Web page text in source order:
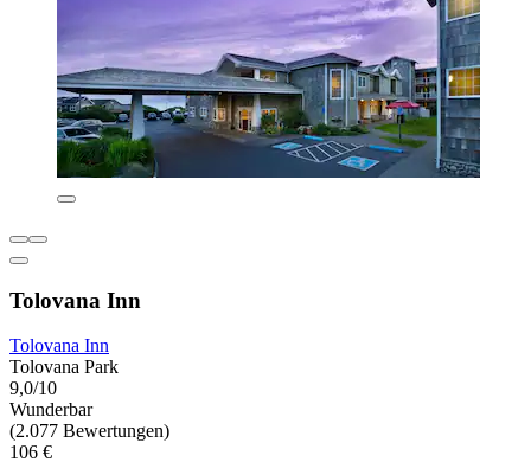
Tolovana Inn
Tolovana Inn
Tolovana Park
9,0/10
Wunderbar
(2.077 Bewertungen)
106 €